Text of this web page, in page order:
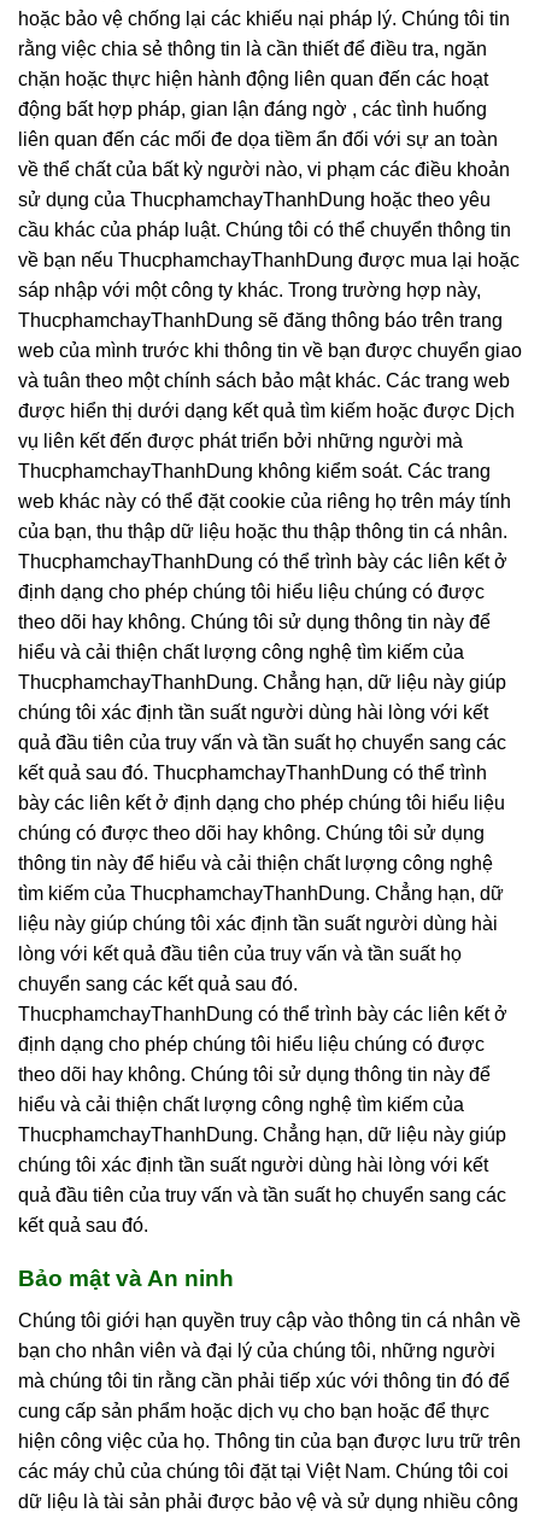
hoặc bảo vệ chống lại các khiếu nại pháp lý. Chúng tôi tin
rằng việc chia sẻ thông tin là cần thiết để điều tra, ngăn
chặn hoặc thực hiện hành động liên quan đến các hoạt
động bất hợp pháp, gian lận đáng ngờ , các tình huống
liên quan đến các mối đe dọa tiềm ẩn đối với sự an toàn
về thể chất của bất kỳ người nào, vi phạm các điều khoản
sử dụng của ThucphamchayThanhDung hoặc theo yêu
cầu khác của pháp luật. Chúng tôi có thể chuyển thông tin
về bạn nếu ThucphamchayThanhDung được mua lại hoặc
sáp nhập với một công ty khác. Trong trường hợp này,
ThucphamchayThanhDung sẽ đăng thông báo trên trang
web của mình trước khi thông tin về bạn được chuyển giao
và tuân theo một chính sách bảo mật khác. Các trang web
được hiển thị dưới dạng kết quả tìm kiếm hoặc được Dịch
vụ liên kết đến được phát triển bởi những người mà
ThucphamchayThanhDung không kiểm soát. Các trang
web khác này có thể đặt cookie của riêng họ trên máy tính
của bạn, thu thập dữ liệu hoặc thu thập thông tin cá nhân.
ThucphamchayThanhDung có thể trình bày các liên kết ở
định dạng cho phép chúng tôi hiểu liệu chúng có được
theo dõi hay không. Chúng tôi sử dụng thông tin này để
hiểu và cải thiện chất lượng công nghệ tìm kiếm của
ThucphamchayThanhDung. Chẳng hạn, dữ liệu này giúp
chúng tôi xác định tần suất người dùng hài lòng với kết
quả đầu tiên của truy vấn và tần suất họ chuyển sang các
kết quả sau đó. ThucphamchayThanhDung có thể trình
bày các liên kết ở định dạng cho phép chúng tôi hiểu liệu
chúng có được theo dõi hay không. Chúng tôi sử dụng
thông tin này để hiểu và cải thiện chất lượng công nghệ
tìm kiếm của ThucphamchayThanhDung. Chẳng hạn, dữ
liệu này giúp chúng tôi xác định tần suất người dùng hài
lòng với kết quả đầu tiên của truy vấn và tần suất họ
chuyển sang các kết quả sau đó.
ThucphamchayThanhDung có thể trình bày các liên kết ở
định dạng cho phép chúng tôi hiểu liệu chúng có được
theo dõi hay không. Chúng tôi sử dụng thông tin này để
hiểu và cải thiện chất lượng công nghệ tìm kiếm của
ThucphamchayThanhDung. Chẳng hạn, dữ liệu này giúp
chúng tôi xác định tần suất người dùng hài lòng với kết
quả đầu tiên của truy vấn và tần suất họ chuyển sang các
kết quả sau đó.
Bảo mật và An ninh
Chúng tôi giới hạn quyền truy cập vào thông tin cá nhân về
bạn cho nhân viên và đại lý của chúng tôi, những người
mà chúng tôi tin rằng cần phải tiếp xúc với thông tin đó để
cung cấp sản phẩm hoặc dịch vụ cho bạn hoặc để thực
hiện công việc của họ. Thông tin của bạn được lưu trữ trên
các máy chủ của chúng tôi đặt tại Việt Nam. Chúng tôi coi
dữ liệu là tài sản phải được bảo vệ và sử dụng nhiều công